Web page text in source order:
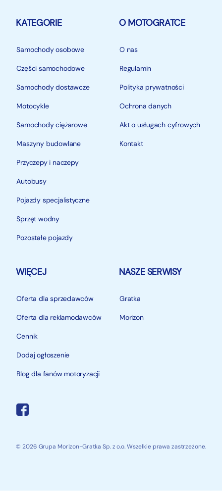
KATEGORIE
Samochody osobowe
Części samochodowe
Samochody dostawcze
Motocykle
Samochody ciężarowe
Maszyny budowlane
Przyczepy i naczepy
Autobusy
Pojazdy specjalistyczne
Sprzęt wodny
Pozostałe pojazdy
O MOTOGRATCE
O nas
Regulamin
Polityka prywatności
Ochrona danych
Akt o usługach cyfrowych
Kontakt
WIĘCEJ
Oferta dla sprzedawców
Oferta dla reklamodawców
Cennik
Dodaj ogłoszenie
Blog dla fanów motoryzacji
NASZE SERWISY
Gratka
Morizon
© 2026 Grupa Morizon-Gratka Sp. z o.o. Wszelkie prawa zastrzeżone.